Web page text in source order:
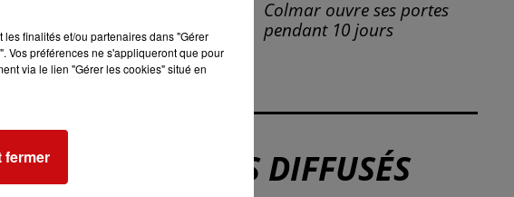
récoltés au
grâce
Colmar ouvre ses portes
pendant 10 jours
TITRES DIFFUSÉS
finalités et/ou partenaires dans "Gérer
Vos préférences ne s'appliqueront que pour
via le lien "Gérer les cookies" situé en
fermer